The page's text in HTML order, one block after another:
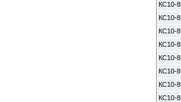
КС10-
КС10-
КС10-
КС10-
КС10-
КС10-
КС10-
КС10-